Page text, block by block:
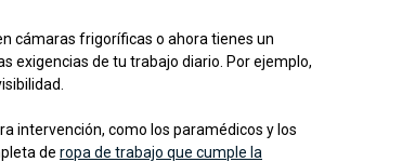
cámaras frigoríficas o ahora tienes un
exigencias de tu trabajo diario. Por ejemplo,
intervención, como los paramédicos y los
de ropa de trabajo que cumple la